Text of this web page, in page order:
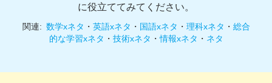
に役立ててみてください。
関連: 数学xネタ ・ 英語xネタ ・ 国語xネタ ・ 理科xネタ ・ 総合
的な学習xネタ ・ 技術xネタ ・情報xネタ ・ ネタ